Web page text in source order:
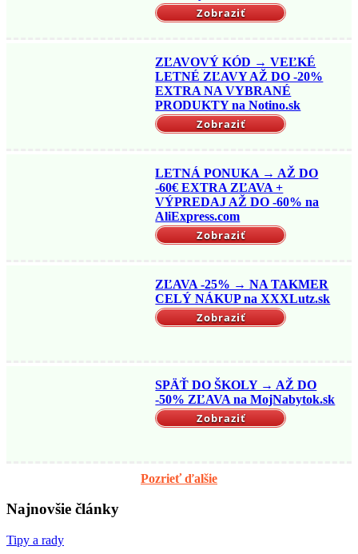
Zobraziť
ZĽAVOVÝ KÓD → VEĽKÉ
LETNÉ ZĽAVY AŽ DO -20%
EXTRA NA VYBRANÉ
PRODUKTY na Notino.sk
Zobraziť
LETNÁ PONUKA → AŽ DO
-60€ EXTRA ZĽAVA +
VÝPREDAJ AŽ DO -60% na
AliExpress.com
Zobraziť
ZĽAVA -25% → NA TAKMER
CELÝ NÁKUP na XXXLutz.sk
Zobraziť
SPÄŤ DO ŠKOLY → AŽ DO
-50% ZĽAVA na MojNabytok.sk
Zobraziť
Pozrieť ďalšie
Najnovšie články
Tipy a rady